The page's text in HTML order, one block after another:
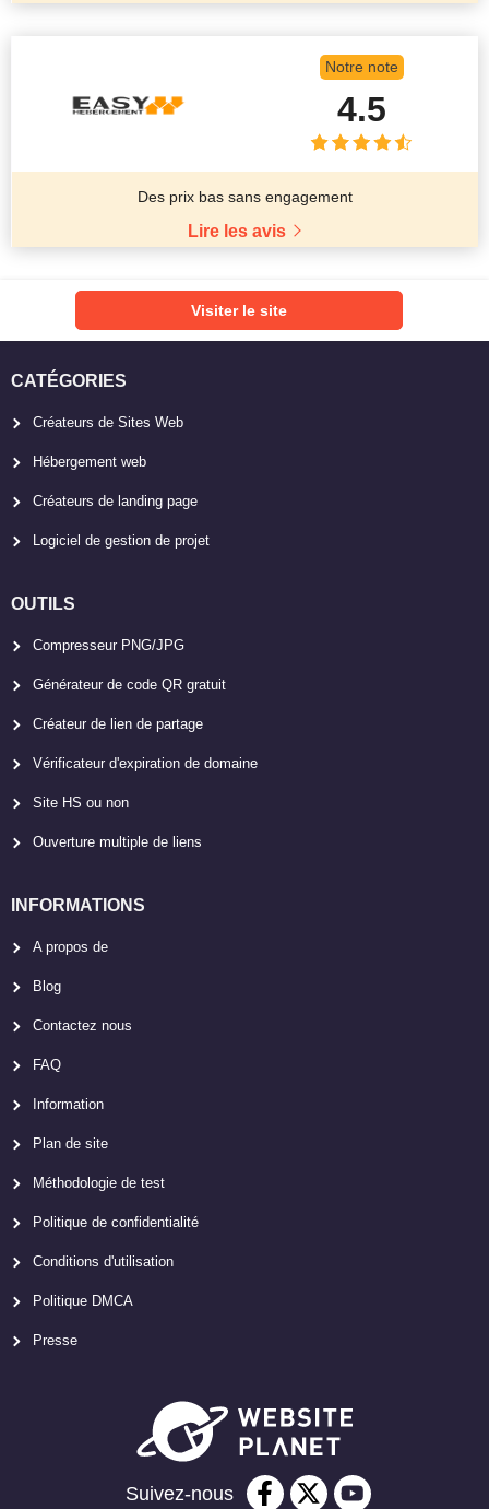
Notre note
4.5
Des prix bas sans engagement
Lire les avis
Visiter le site
CATÉGORIES
Créateurs de Sites Web
Hébergement web
Créateurs de landing page
Logiciel de gestion de projet
OUTILS
Compresseur PNG/JPG
Générateur de code QR gratuit
Créateur de lien de partage
Vérificateur d'expiration de domaine
Site HS ou non
Ouverture multiple de liens
INFORMATIONS
A propos de
Blog
Contactez nous
FAQ
Information
Plan de site
Méthodologie de test
Politique de confidentialité
Conditions d'utilisation
Politique DMCA
Presse
Suivez-nous